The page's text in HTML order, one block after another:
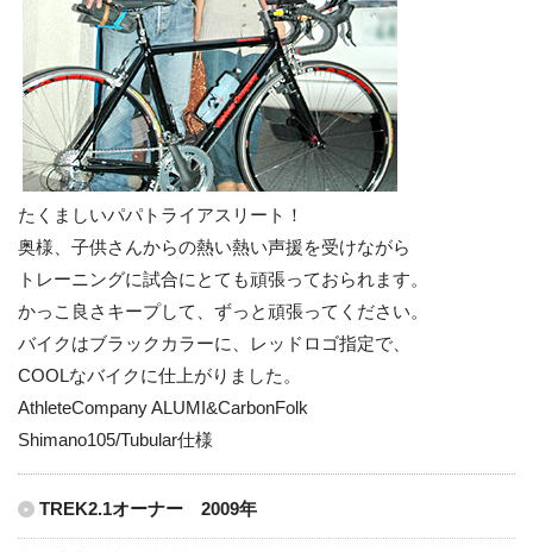
たくましいパパトライアスリート！
奥様、子供さんからの熱い熱い声援を受けながら
トレーニングに試合にとても頑張っておられます。
かっこ良さキープして、ずっと頑張ってください。
バイクはブラックカラーに、レッドロゴ指定で、
COOLなバイクに仕上がりました。
AthleteCompany ALUMI&CarbonFolk
Shimano105/Tubular仕様
TREK2.1オーナー 2009年